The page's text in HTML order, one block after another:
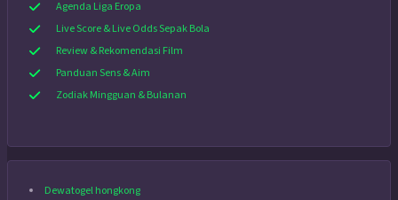
Agenda Liga Eropa
Live Score & Live Odds Sepak Bola
Review & Rekomendasi Film
Panduan Sens & Aim
Zodiak Mingguan & Bulanan
Dewatogel hongkong